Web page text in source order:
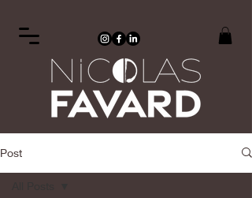
Post